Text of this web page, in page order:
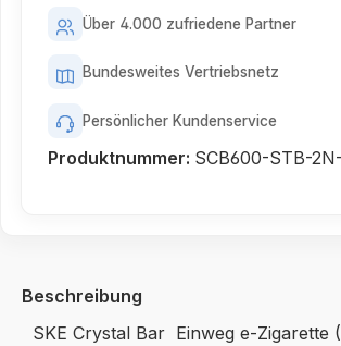
Über 4.000 zufriedene Partner
Bundesweites Vertriebsnetz
Persönlicher Kundenservice
Produktnummer: SCB600-STB-
Beschreibung
SKE Crystal Bar Einweg e-Zigarette